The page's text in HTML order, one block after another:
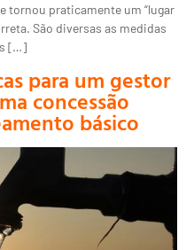
tornou praticamente um “lugar
São diversas as medidas
[…]
para um gestor
concessão
básico